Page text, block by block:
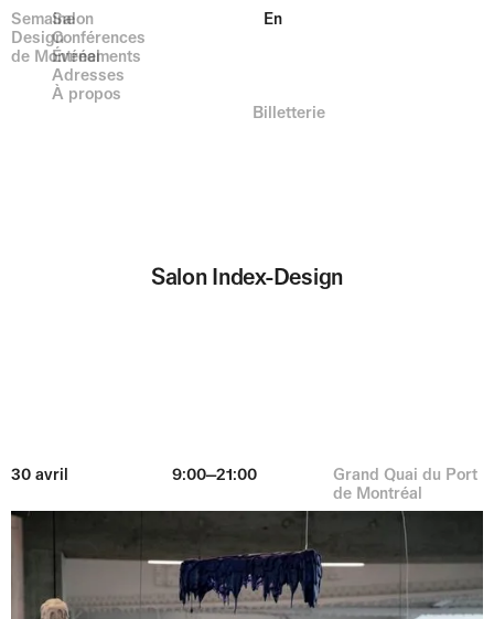
Semaine
Design
de Montréal
Salon
Conférences
Événements
Adresses
À propos
Billetterie
En
Salon Index-Design
30 avril 9:00—21:00
Grand Quai du Port
de Montréal